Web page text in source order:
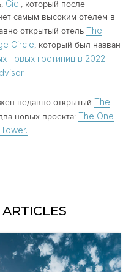
Ciel, который после
самым высоким отелем в
открытый отель The
Circle, который был назван
новых гостиниц в 2022
недавно открытый The
новых проекта: The One